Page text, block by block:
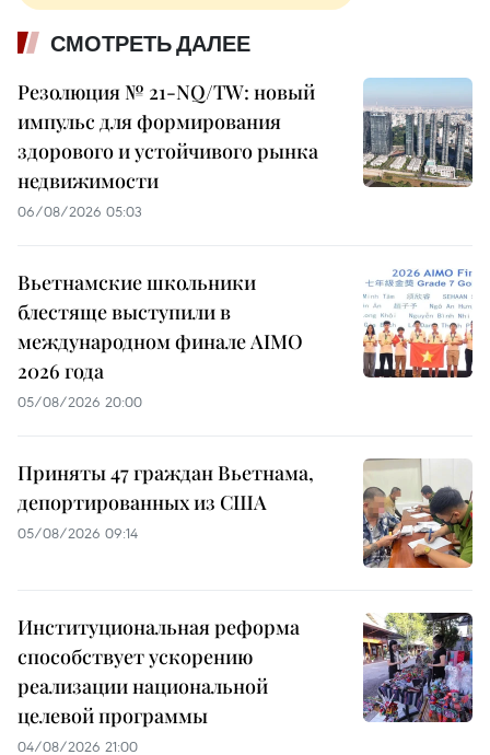
СМОТРЕТЬ ДАЛЕЕ
Резолюция № 21-NQ/TW: новый
импульс для формирования
здорового и устойчивого рынка
недвижимости
06/08/2026 05:03
Вьетнамские школьники
блестяще выступили в
международном финале AIMO
2026 года
05/08/2026 20:00
Приняты 47 граждан Вьетнама,
депортированных из США
05/08/2026 09:14
Институциональная реформа
способствует ускорению
реализации национальной
целевой программы
04/08/2026 21:00